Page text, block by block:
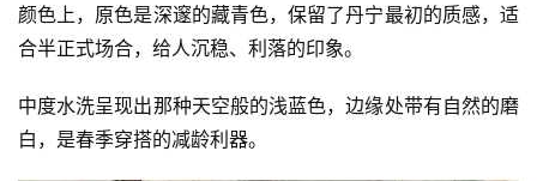
颜色上，原色是深邃的藏青色，保留了丹宁最初的质感，适
合半正式场合，给人沉稳、利落的印象。
中度水洗呈现出那种天空般的浅蓝色，边缘处带有自然的磨
白，是春季穿搭的减龄利器。